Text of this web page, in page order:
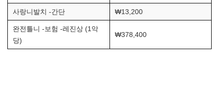
사랑니발치 -간단 ₩13,200
완전틀니 -보험 -레진상 (1악
당)
₩378,400